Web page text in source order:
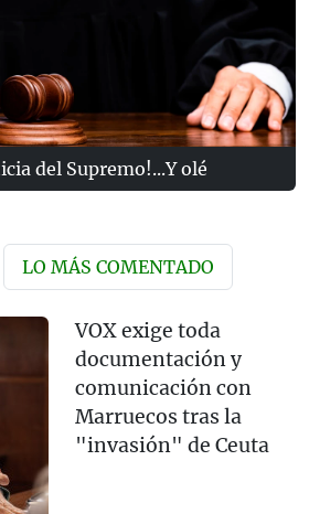
del Supremo!...Y olé
LO MÁS COMENTADO
VOX exige toda
documentación y
comunicación con
Marruecos tras la
"invasión" de Ceuta